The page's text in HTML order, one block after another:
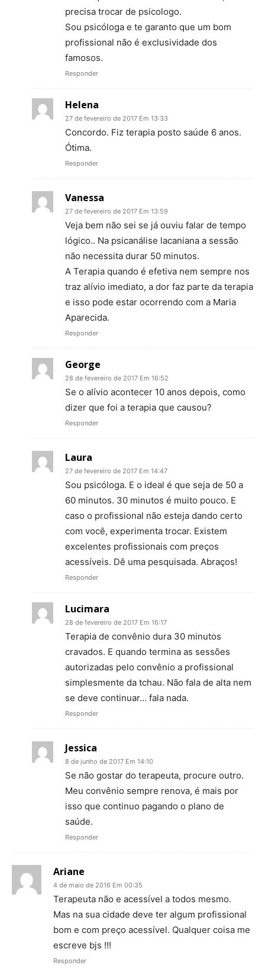
precisa trocar de psicologo.
Sou psicóloga e te garanto que um bom
profissional não é exclusividade dos
famosos.
Responder
Helena
27 de fevereiro de 2017 Em 13:33
Concordo. Fiz terapia posto saúde 6 anos.
Ótima.
Responder
Vanessa
27 de fevereiro de 2017 Em 13:59
Veja bem não sei se já ouviu falar de tempo
lógico.. Na psicanálise lacaniana a sessão
não necessita durar 50 minutos.
A Terapia quando é efetiva nem sempre nos
traz alívio imediato, a dor faz parte da terapia
e isso pode estar ocorrendo com a Maria
Aparecida.
Responder
George
28 de fevereiro de 2017 Em 16:52
Se o alívio acontecer 10 anos depois, como
dizer que foi a terapia que causou?
Responder
Laura
27 de fevereiro de 2017 Em 14:47
Sou psicóloga. E o ideal é que seja de 50 a
60 minutos. 30 minutos é muito pouco. E
caso o profissional não esteja dando certo
com você, experimenta trocar. Existem
excelentes profissionais com preços
acessíveis. Dê uma pesquisada. Abraços!
Responder
Lucimara
28 de fevereiro de 2017 Em 16:17
Terapia de convênio dura 30 minutos
cravados. E quando termina as sessões
autorizadas pelo convênio a profissional
simplesmente da tchau. Não fala de alta nem
se deve continuar… fala nada.
Responder
Jessica
8 de junho de 2017 Em 14:10
Se não gostar do terapeuta, procure outro.
Meu convênio sempre renova, é mais por
isso que continuo pagando o plano de
saúde.
Responder
Ariane
4 de maio de 2016 Em 00:35
Terapeuta não e acessível a todos mesmo.
Mas na sua cidade deve ter algum profissional
bom e com preço acessível. Qualquer coisa me
escreve bjs !!!
Responder